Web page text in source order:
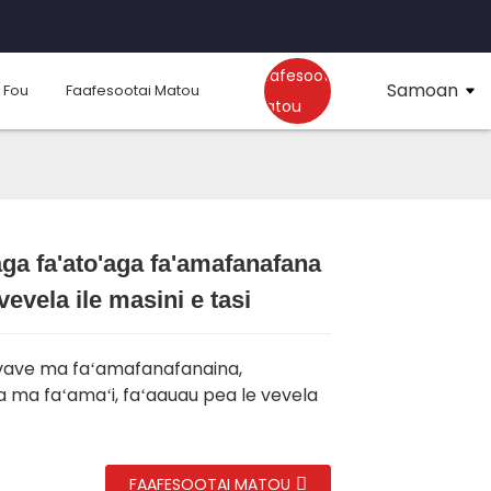
Faafesootai Matou
Faafesootai
Matou
Samoan
Loading...
Loading...
fa'ato'aga fa'amafanafana
ile masini e tasi
ma faʻamafanafanaina,
ma faʻamaʻi, faʻaauau pea le vevela
FAAFESOOTAI MATOU